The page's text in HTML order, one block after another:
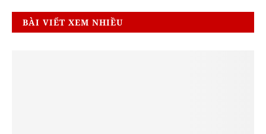
BÀI VIẾT XEM NHIỀU